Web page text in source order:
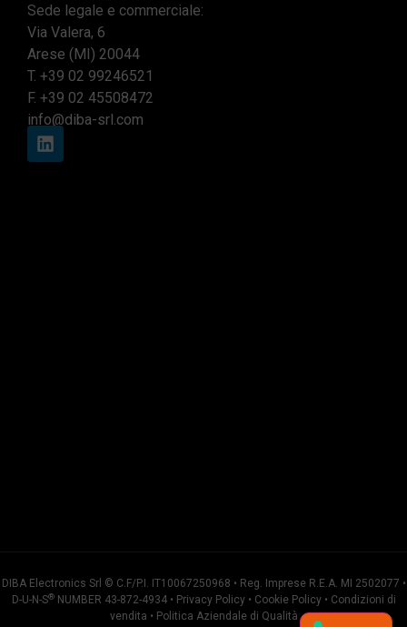
Sede legale e commerciale:
Via Valera, 6
Arese (MI) 20044
T. +39 02 99246521
F. +39 02 45508472
info@diba-srl.com
DIBA Electronics Srl © C.F/P.I. IT10067250968 • Reg. Imprese R.E.A. MI 2502077 •
D-U-N-S®NUMBER 43-872-4934 • Privacy Policy• Cookie Policy• Condizioni di
vendita • Politica Aziendale di Qualità